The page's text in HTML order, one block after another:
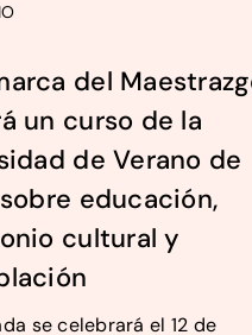
del
un curso de la
de Verano de
educación,
cultural y
se celebrará el 12 de